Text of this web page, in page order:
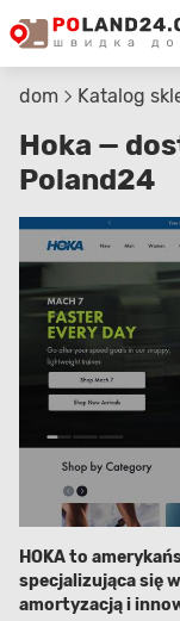
dom Katalog
Hoka —
Poland24
HOKA to
specjalizująca się
amortyzacją i